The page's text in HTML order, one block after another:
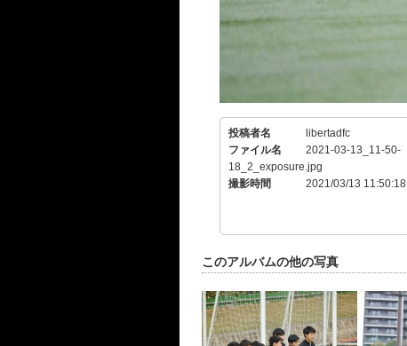
投稿者名
libertadfc
ファイル名
2021-03-13_11-50-
18_2_exposure.jpg
撮影時間
2021/03/13 11:50:18
このアルバムの他の写真